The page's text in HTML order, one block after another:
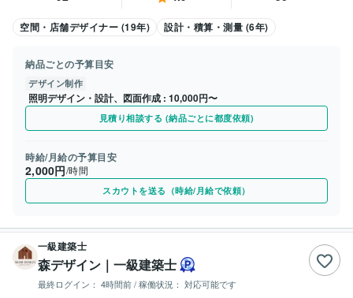
空間・店舗デザイナー (19年) 設計・積算・測量 (6年)
納品ごとの予算目安
デザイン制作
照明デザイン・設計、図面作成 10,000円〜
見積り相談する (納品ごとに都度依頼)
時給/月給の予算目安
2,000円/時間
スカウトを送る（時給/月給で依頼）
一級建築士
森デザイン｜一級建築士
最終ログイン： 4時間前/ 稼働状況： 対応可能です